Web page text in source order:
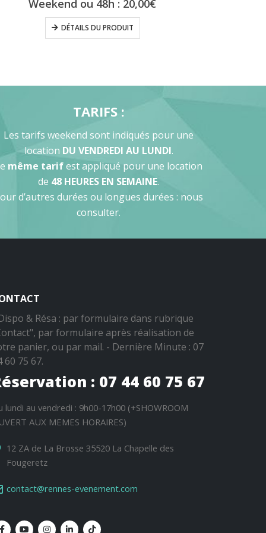
Weekend ou 48h : 20,00€
DÉTAILS DU PRODUIT
TARIFS :
Les tarifs weekend sont indiqués pour une
location DU VENDREDI AU LUNDI.
même tarifest appliqué pour une location
de 48 HEURES EN SEMAINE.
d’autres durées ou longues durées : nous
consulter.
& Résa : par formulaire dans rubrique
par formulaire après réalisation de
panier, ou par mail. - Dernière Minute : 07
60 75 67.
: 07 44 60 75 67
lundi au vendredi : 9h00-17h00 (+SHOWROOM
AUX MEMES HORAIRES)
12 ZA de La Brosse 35520 La Chapelle des
Fougeretz
contact@rennes-evenement.com